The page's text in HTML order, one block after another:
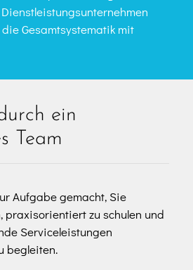
Gesamtsystematik mit
ein
Team
Aufgabe gemacht, Sie
praxisorientiert zu schulen und
Serviceleistungen
begleiten.